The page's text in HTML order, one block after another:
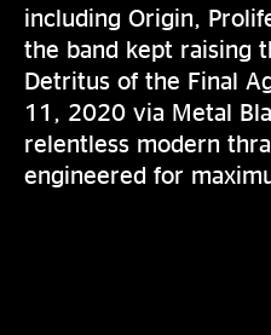
including Origin,
the band kept raising
Detritus of the Final
11, 2020 via Metal
relentless modern
engineered for